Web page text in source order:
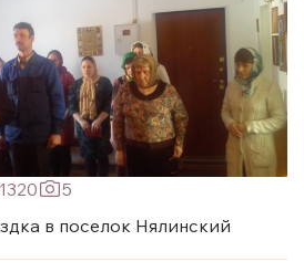
1320
5
в поселок Нялинский